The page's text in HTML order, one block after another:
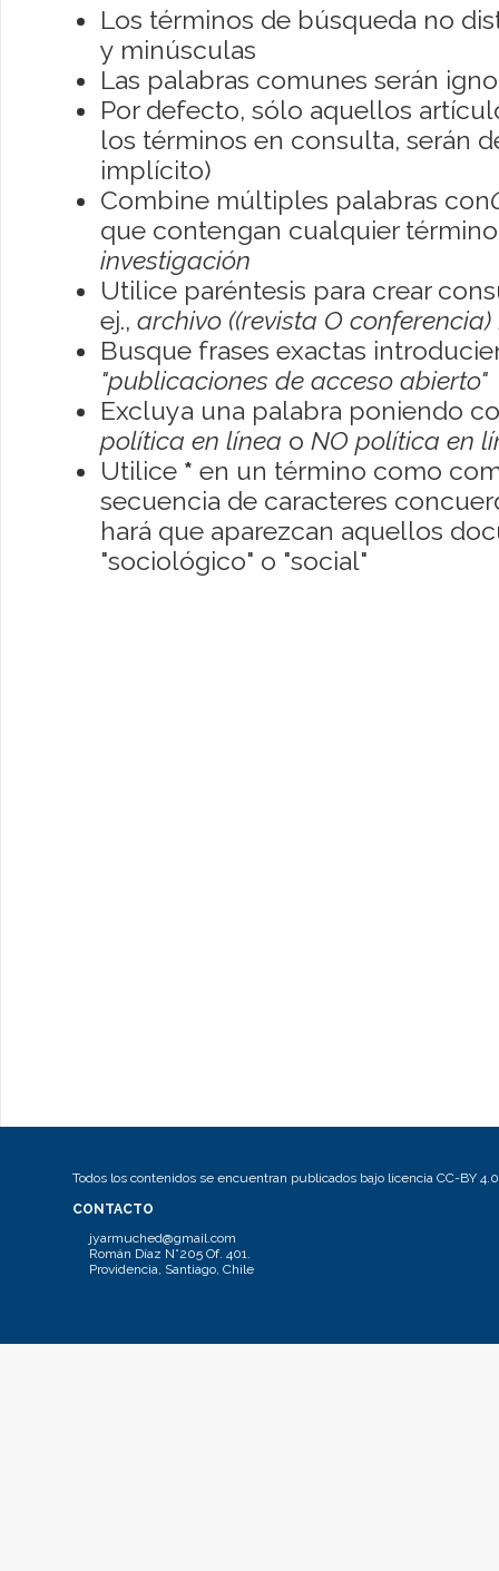
Los términos de búsqueda no
y minúsculas
Las palabras comunes serán
Por defecto, sólo aquellos
los términos en consulta, serán
implícito)
Combine múltiples palabras con
que contengan cualquier
investigación
Utilice paréntesis para crear
ej., archivo ((revista O conferencia)
Busque frases exactas
"publicaciones de acceso abierto"
Excluya una palabra poniendo
política en línea o NO política en
Utilice * en un término como
secuencia de caracteres
hará que aparezcan aquellos
"sociológico" o "social"
Todos los contenidos se encuentran publicados bajo licencia CC-BY 4.0
CONTACTO
jyarmuched@gmail.com
Román Díaz N°205 Of. 401.
Providencia, Santiago, Chile